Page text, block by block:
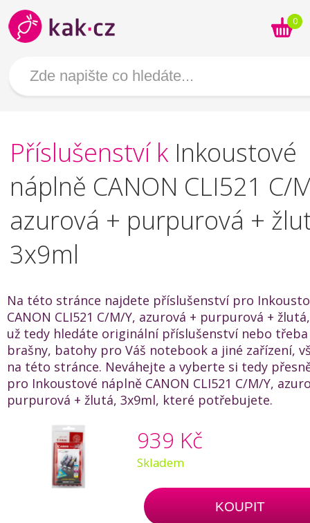
0
Příslušenství k Inkoustové
náplně CANON CLI521 C/
azurová + purpurová +
3x9ml
Na této stránce najdete příslušenství pro
CANON CLI521 C/M/Y, azurová + purpurová +
už tedy hledáte originální příslušenství nebo
brašny, batohy pro Váš notebook a jiné zařízení,
na této stránce. Neváhejte a vyberte si tedy
pro Inkoustové náplně CANON CLI521 C/M/Y,
purpurová + žlutá, 3x9ml, které potřebujete.
939 Kč
Skladem
KOUPIT